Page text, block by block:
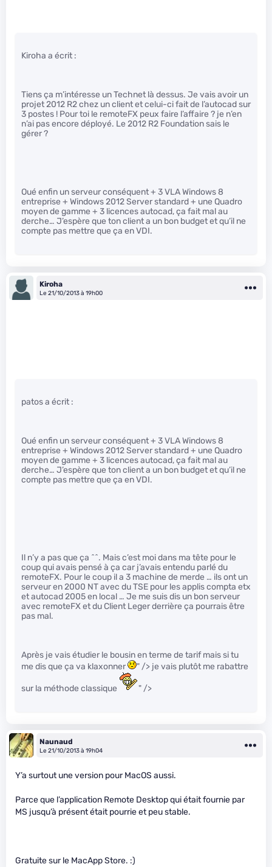
Kiroha a écrit :
Tiens ça m’intéresse un Technet là dessus. Je vais avoir un
projet 2012 R2 chez un client et celui-ci fait de l’autocad sur
3 postes ! Pour toi le remoteFX peux faire l’affaire ? je n’en
n’ai pas encore déployé. Le 2012 R2 Foundation sais le
gérer ?
Oué enfin un serveur conséquent + 3 VLA Windows 8
entreprise + Windows 2012 Server standard + une Quadro
moyen de gamme + 3 licences autocad, ça fait mal au
derche… J’espère que ton client a un bon budget et qu’il ne
compte pas mettre que ça en VDI.
Kiroha
Le 21/10/2013 à 19h00
patos a écrit :
Oué enfin un serveur conséquent + 3 VLA Windows 8
entreprise + Windows 2012 Server standard + une Quadro
moyen de gamme + 3 licences autocad, ça fait mal au
derche… J’espère que ton client a un bon budget et qu’il ne
compte pas mettre que ça en VDI.
Il n’y a pas que ça ^^. Mais c’est moi dans ma tête pour le
coup qui avais pensé à ça car j’avais entendu parlé du
remoteFX. Pour le coup il a 3 machine de merde … ils ont un
serveur en 2000 NT avec du TSE pour les applis compta etx
et autocad 2005 en local … Je me suis dis un bon serveur
avec remoteFX et du Client Leger derrière ça pourrais être
pas mal.
Après je vais étudier le bousin en terme de tarif mais si tu
me dis que ça va klaxonner
" /> je vais plutôt me rabattre
sur la méthode classique " />
Naunaud
Le 21/10/2013 à 19h04
Y’a surtout une version pour MacOS aussi.
Parce que l’application Remote Desktop qui était fournie par
MS jusqu’à présent était pourrie et peu stable.
Gratuite sur le MacApp Store. :)